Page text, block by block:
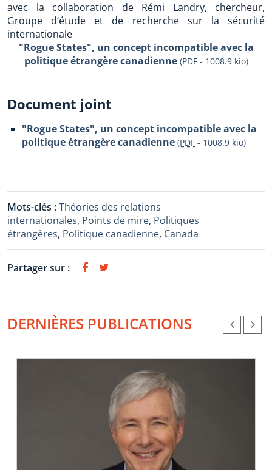
avec la collaboration de Rémi Landry, chercheur,
Groupe d’étude et de recherche sur la sécurité
internationale
"Rogue States", un concept incompatible avec la
politique étrangère canadienne (PDF - 1008.9 kio)
Document joint
"Rogue States", un concept incompatible avec la
politique étrangère canadienne (PDF - 1008.9 kio)
Mots-clés :Théories des relations
internationales, Points de mire, Politiques
étrangères, Politique canadienne, Canada
Partager sur :
DERNIÈRES PUBLICATIONS